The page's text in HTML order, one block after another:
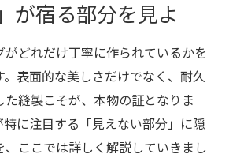
が宿る部分を見よ
どれだけ丁寧に作られているかを
表面的な美しさだけでなく、耐久
縫製こそが、本物の証となりま
に注目する「見えない部分」に隠
、ここでは詳しく解説していきまし